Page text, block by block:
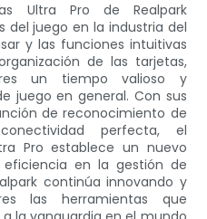
Ultra Pro de Realpark
del juego en la industria del
y las funciones intuitivas
de las tarjetas,
un tiempo valioso y
juego en general. Con sus
de reconocimiento de
perfecta, el
Pro establece un nuevo
en la gestión de
continúa innovando y
las herramientas que